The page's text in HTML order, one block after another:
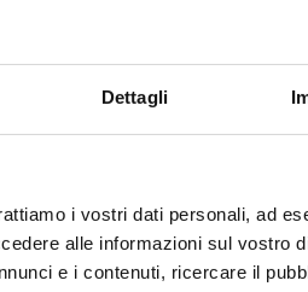
Dettagli
i vostri dati personali, ad
alle informazioni sul vostro
e i contenuti, ricercare il